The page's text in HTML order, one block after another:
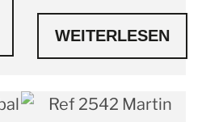
WEITERLESEN